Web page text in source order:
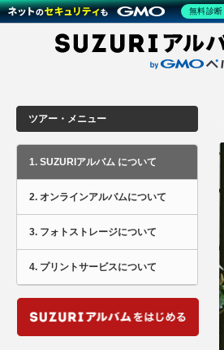
ツアー・メニュー
1. SUZURIアルバム について
2. オンラインアルバムについて
3. フォトストレージについて
4. プリントサービスについて
無料診断